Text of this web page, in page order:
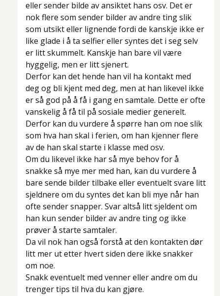
eller sender bilde av ansiktet hans osv. Det er
nok flere som sender bilder av andre ting slik
som utsikt eller lignende fordi de kanskje ikke er
like glade i å ta selfier eller syntes det i seg selv
er litt skummelt. Kanskje han bare vil være
hyggelig, men er litt sjenert.
Derfor kan det hende han vil ha kontakt med
deg og bli kjent med deg, men at han likevel ikke
er så god på å få i gang en samtale. Dette er ofte
vanskelig å få til på sosiale medier generelt.
Derfor kan du vurdere å spørre han om noe slik
som hva han skal i ferien, om han kjenner flere
av de han skal starte i klasse med osv.
Om du likevel ikke har så mye behov for å
snakke så mye mer med han, kan du vurdere å
bare sende bilder tilbake eller eventuelt svare litt
sjeldnere om du syntes det kan bli mye når han
ofte sender snapper. Svar altså litt sjeldent om
han kun sender bilder av andre ting og ikke
prøver å starte samtaler.
Da vil nok han også forstå at den kontakten dør
litt mer ut etter hvert siden dere ikke snakker
om noe.
Snakk eventuelt med venner eller andre om du
trenger tips til hva du kan gjøre.